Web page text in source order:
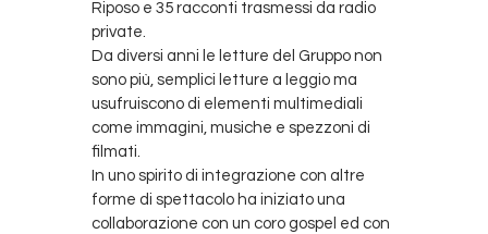
Riposo e 35 racconti trasmessi da radio
private.
Da diversi anni le letture del Gruppo non
sono più, semplici letture a leggio ma
usufruiscono di elementi multimediali
come immagini, musiche e spezzoni di
filmati.
In uno spirito di integrazione con altre
forme di spettacolo ha iniziato una
collaborazione con un coro gospel ed con